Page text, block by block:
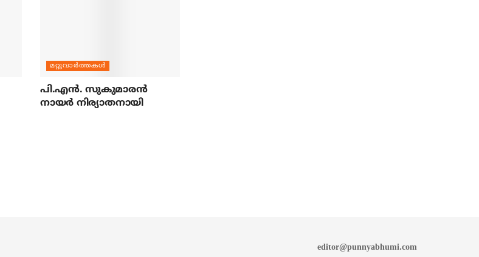
മറ്റുവാര്‍ത്തകള്‍
പി.എന്‍. സുകുമാരന്‍
നായര്‍ നിര്യാതനായി
editor@punnyabhumi.com